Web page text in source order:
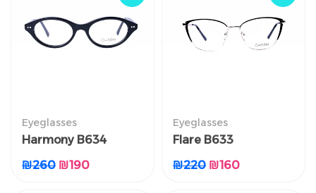
Eyeglasses
Harmony B634
₪260 ₪190
Eyeglasses
Flare B633
₪220 ₪160
النظارات الطبية
CHARM Harmony
B634 كليب اون
₪260 ₪190
النظارات الطبية
CHARM Flare B633
كليب اون
₪220 ₪ 160